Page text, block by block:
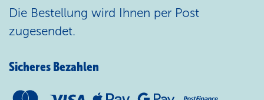
Die Bestellung wird Ihnen per Post
zugesendet.
Sicheres Bezahlen